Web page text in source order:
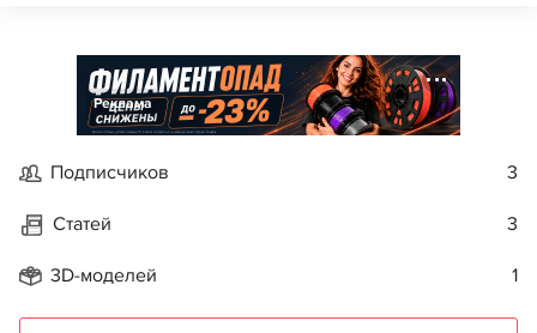
Реклама
Подписчиков 3
Статей 3
3D-моделей 1